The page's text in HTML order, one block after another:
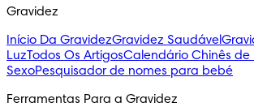
Gravidez
Início Da GravidezGravidez Saudável
LuzTodos Os ArtigosCalendário Chinês de
SexoPesquisador de nomes para bebé
Ferramentas Para a Gravidez